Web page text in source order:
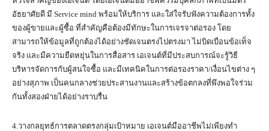
อัธยาศัยดี มี Service mind พร้อมให้บริการ และใส่ใจรับฟังความต้องการทั้ง
ของผู้ขายและผู้ซื้อ ที่สำคัญคือต้องมีทักษะในการเจรจาต่อรอง โดย
สามารถให้ข้อมูลที่ถูกต้องได้อย่างชัดเจนตรงไปตรงมา ไม่บิดเบือนข้อเท็จ
จริง และมีความยืดหยุ่นในการสื่อสาร เอเจนต์ที่มีประสบการณ์จะรู้วิธี
บริหารจัดการกับผู้สนใจซื้อ และมีเทคนิคในการต่อรองราคา/เงื่อนไขต่าง ๆ
อย่างสุภาพ เป็นคนกลางช่วยประสานงานและสร้างข้อตกลงที่พึงพอใจร่วม
กันทั้งสองฝ่ายได้อย่างราบรื่น
4.วางกลยุทธ์การตลาดตรงกลุ่มเป้าหมาย เอเจนต์มืออาชีพไม่เพียงทำ